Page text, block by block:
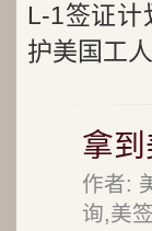
L-1签证计
护美国工
拿
作者:
询,美